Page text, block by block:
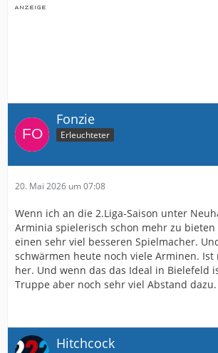
Fonzie
Erleuchteter
20. Mai 2026 um 07:08
Wenn ich an die 2.Liga-Saison unter
Arminia spielerisch schon mehr zu
einen sehr viel besseren Spielmacher.
schwärmen heute noch viele Arminen. Ist
her. Und wenn das das Ideal in Bielefeld
Truppe aber noch sehr viel Abstand dazu.
Hitchcock